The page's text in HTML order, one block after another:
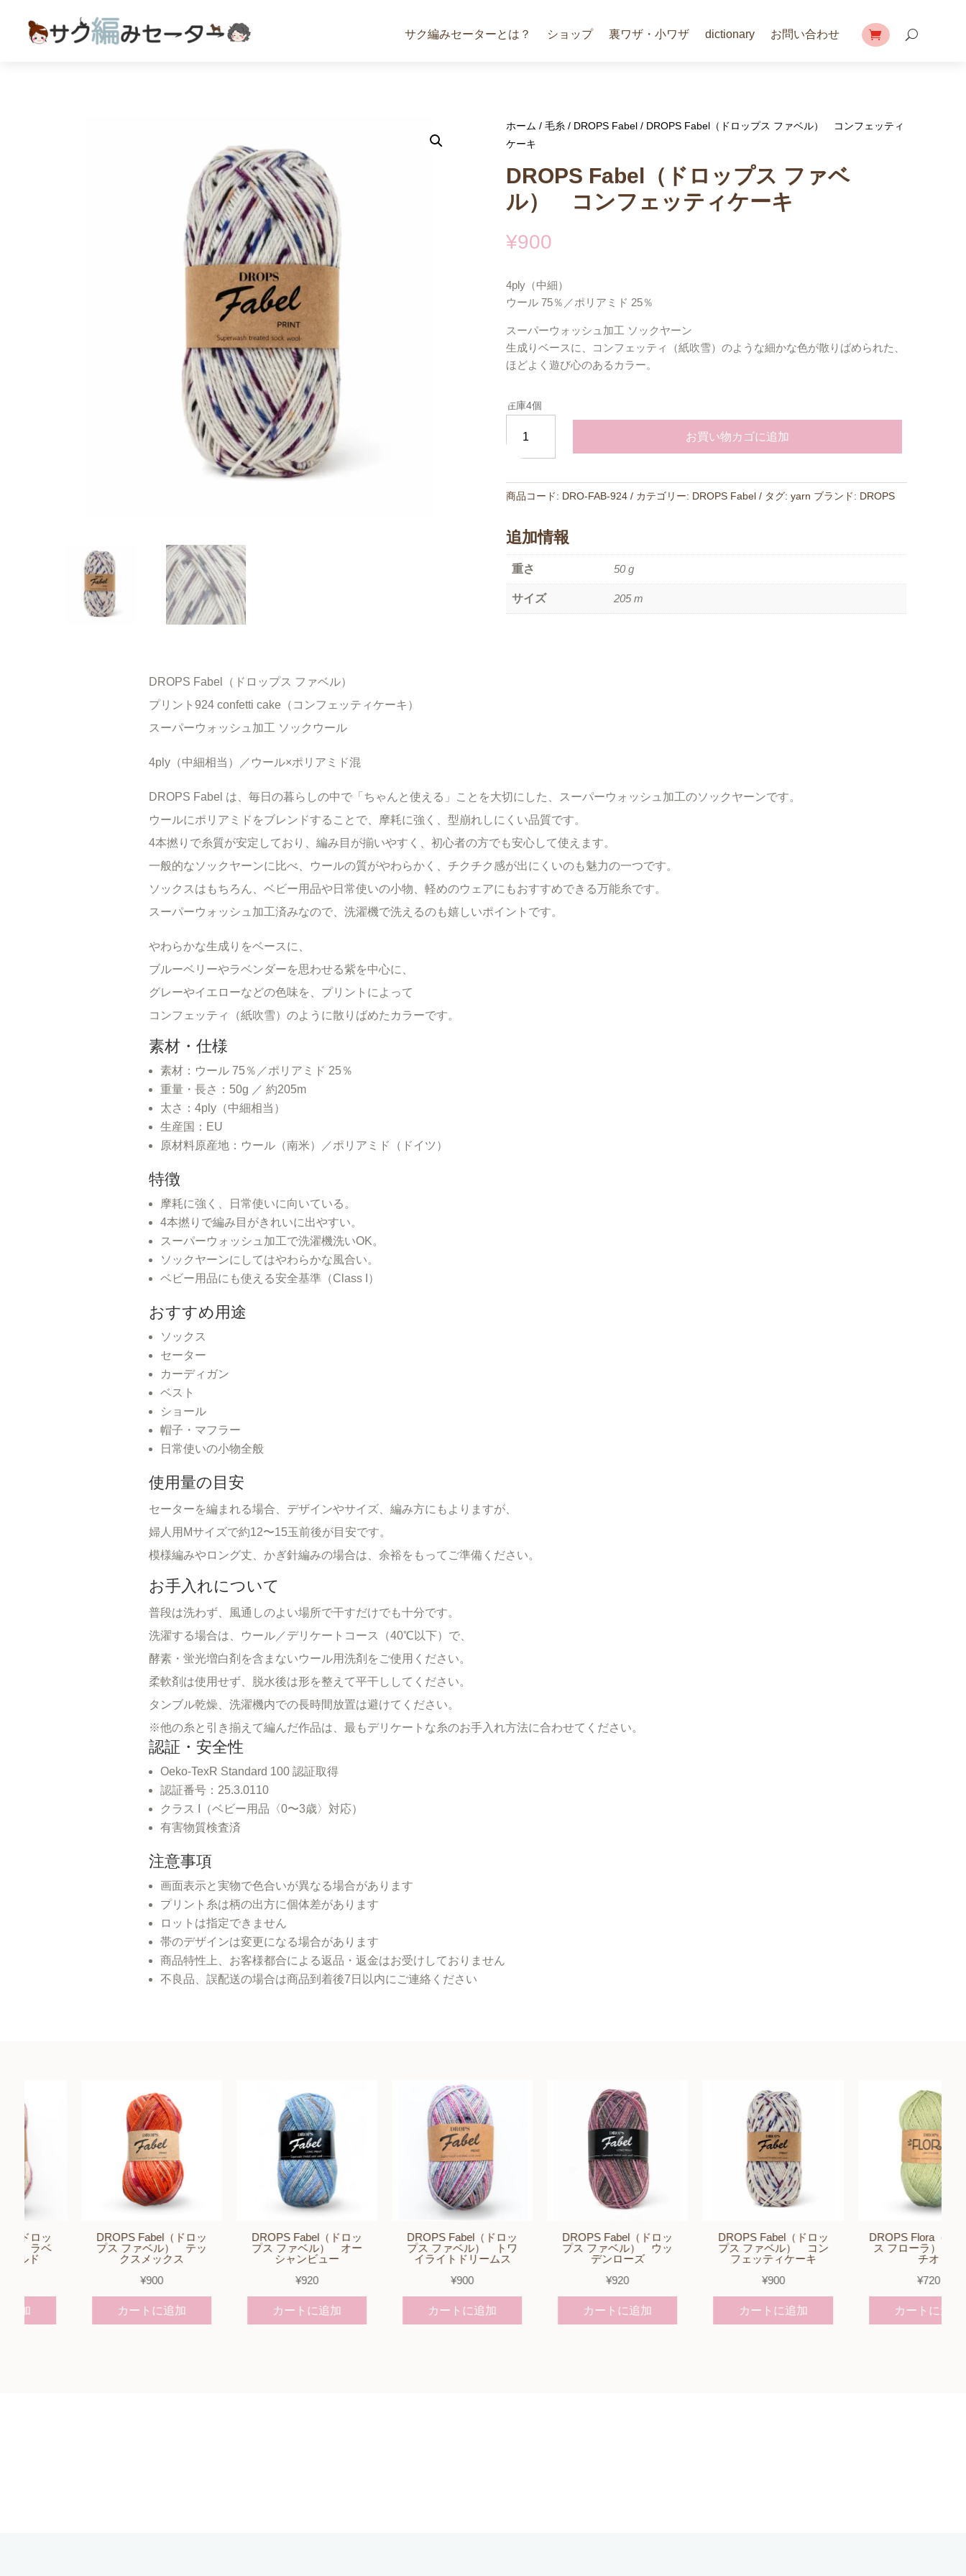
サク編みセーターとは？ ショップ 裏ワザ・小ワザ dictionary お問い合わせ
ホーム /毛糸 / DROPS Fabel / DROPS Fabel（ドロップス ファベル） コンフェッティ
ケーキ
DROPS Fabel（ドロップス ファベ
ル） コンフェッティケーキ
¥900
4ply（中細）
ウール 75％／ポリアミド 25％
スーパーウォッシュ加工 ソックヤーン
生成りベースに、コンフェッティ（紙吹雪）のような細かな色が散りばめられた、
ほどよく遊び心のあるカラー。
在庫4個
Fabel（ド
プ
フ
ベ
ル）
コ
お買い物カゴに追加
商品コード: DRO-FAB-924 カテゴリー: DROPS Fabel タグ:yarn ブランド: DROPS
追加情報
重さ 50 g
サイズ 205 m
DROPS Fabel（ドロップス ファベル）
プリント924 confetti cake（コンフェッティケーキ）
スーパーウォッシュ加工 ソックウール
4ply（中細相当）／ウール×ポリアミド混
DROPS Fabel は、毎日の暮らしの中で「ちゃんと使える」ことを大切にした、スーパーウォッシュ加工のソックヤーンです。
ウールにポリアミドをブレンドすることで、摩耗に強く、型崩れしにくい品質です。
4本撚りで糸質が安定しており、編み目が揃いやすく、初心者の方でも安心して使えます。
一般的なソックヤーンに比べ、ウールの質がやわらかく、チクチク感が出にくいのも魅力の一つです。
ソックスはもちろん、ベビー用品や日常使いの小物、軽めのウェアにもおすすめできる万能糸です。
スーパーウォッシュ加工済みなので、洗濯機で洗えるのも嬉しいポイントです。
やわらかな生成りをベースに、
ブルーベリーやラベンダーを思わせる紫を中心に、
グレーやイエローなどの色味を、プリントによって
コンフェッティ（紙吹雪）のように散りばめたカラーです。
素材・仕様
素材：ウール 75％／ポリアミド 25％
重量・長さ：50g ／ 約205m
太さ：4ply（中細相当）
生産国：EU
原材料原産地：ウール（南米）／ポリアミド（ドイツ）
特徴
摩耗に強く、日常使いに向いている。
4本撚りで編み目がきれいに出やすい。
スーパーウォッシュ加工で洗濯機洗いOK。
ソックヤーンにしてはやわらかな風合い。
ベビー用品にも使える安全基準（Class I）
おすすめ用途
ソックス
セーター
カーディガン
ベスト
ショール
帽子・マフラー
日常使いの小物全般
使用量の目安
セーターを編まれる場合、デザインやサイズ、編み方にもよりますが、
婦人用Mサイズで約12〜15玉前後が目安です。
模様編みやロング丈、かぎ針編みの場合は、余裕をもってご準備ください。
お手入れについて
普段は洗わず、風通しのよい場所で干すだけでも十分です。
洗濯する場合は、ウール／デリケートコース（40℃以下）で、
酵素・蛍光増白剤を含まないウール用洗剤をご使用ください。
柔軟剤は使用せず、脱水後は形を整えて平干ししてください。
タンブル乾燥、洗濯機内での長時間放置は避けてください。
※他の糸と引き揃えて編んだ作品は、最もデリケートな糸のお手入れ方法に合わせてください。
認証・安全性
Oeko-TexR Standard 100 認証取得
認証番号：25.3.0110
クラス I（ベビー用品〈0〜3歳〉対応）
有害物質検査済
注意事項
画面表示と実物で色合いが異なる場合があります
プリント糸は柄の出方に個体差があります
ロットは指定できません
帯のデザインは変更になる場合があります
商品特性上、お客様都合による返品・返金はお受けしておりません
不良品、誤配送の場合は商品到着後7日以内にご連絡ください
DROPS Fabel（ドロッ
プス ファベル） テッ
クスメックス
カートに追加
DROPS Fabel（ドロッ
プス ファベル） オー
シャンビュー
カートに追加
DROPS Fabel（ドロッ
プス ファベル） トワ
イライトドリームス
カートに追加
DROPS Fabel（ドロッ
プス ファベル） ウッ
カートに追加
DROPS Fabel（ドロッ
プス ファベル） コン
フェッティケーキ
カートに追加
DROPS Flora（ドロップ
ス フローラ） ピスタ
カートに追加